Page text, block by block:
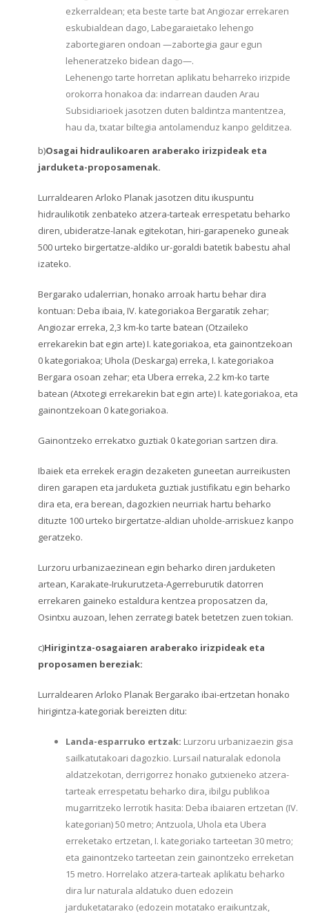
ezkerraldean; eta beste tarte bat Angiozar errekaren
eskubialdean dago, Labegaraietako lehengo
zabortegiaren ondoan —zabortegia gaur egun
leheneratzeko bidean dago—.
Lehenengo tarte horretan aplikatu beharreko irizpide
orokorra honakoa da: indarrean dauden Arau
Subsidiarioek jasotzen duten baldintza mantentzea,
hau da, txatar biltegia antolamenduz kanpo gelditzea.
b)Osagai hidraulikoaren araberako irizpideak eta
jarduketa-proposamenak.
Lurraldearen Arloko Planak jasotzen ditu ikuspuntu
hidraulikotik zenbateko atzera-tarteak errespetatu beharko
diren, ubideratze-lanak egitekotan, hiri-garapeneko guneak
500 urteko birgertatze-aldiko ur-goraldi batetik babestu ahal
izateko.
Bergarako udalerrian, honako arroak hartu behar dira
kontuan: Deba ibaia, IV. kategoriakoa Bergaratik zehar;
Angiozar erreka, 2,3 km-ko tarte batean (Otzaileko
errekarekin bat egin arte) I. kategoriakoa, eta gainontzekoan
0 kategoriakoa; Uhola (Deskarga) erreka, I. kategoriakoa
Bergara osoan zehar; eta Ubera erreka, 2.2 km-ko tarte
batean (Atxotegi errekarekin bat egin arte) I. kategoriakoa, eta
gainontzekoan 0 kategoriakoa.
Gainontzeko errekatxo guztiak 0 kategorian sartzen dira.
Ibaiek eta errekek eragin dezaketen guneetan aurreikusten
diren garapen eta jarduketa guztiak justifikatu egin beharko
dira eta, era berean, dagozkien neurriak hartu beharko
dituzte 100 urteko birgertatze-aldian uholde-arriskuez kanpo
geratzeko.
Lurzoru urbanizaezinean egin beharko diren jarduketen
artean, Karakate-Irukurutzeta-Agerreburutik datorren
errekaren gaineko estaldura kentzea proposatzen da,
Osintxu auzoan, lehen zerrategi batek betetzen zuen tokian.
c)Hirigintza-osagaiaren araberako irizpideak eta
proposamen bereziak:
Lurraldearen Arloko Planak Bergarako ibai-ertzetan honako
hirigintza-kategoriak bereizten ditu:
Landa-esparruko ertzak: Lurzoru urbanizaezin gisa
sailkatutakoari dagozkio. Lursail naturalak edonola
aldatzekotan, derrigorrez honako gutxieneko atzera-
tarteak errespetatu beharko dira, ibilgu publikoa
mugarritzeko lerrotik hasita: Deba ibaiaren ertzetan (IV.
kategorian) 50 metro; Antzuola, Uhola eta Ubera
erreketako ertzetan, I. kategoriako tarteetan 30 metro;
eta gainontzeko tarteetan zein gainontzeko erreketan
15 metro. Horrelako atzera-tarteak aplikatu beharko
dira lur naturala aldatuko duen edozein
jarduketatarako (edozein motatako eraikuntzak,